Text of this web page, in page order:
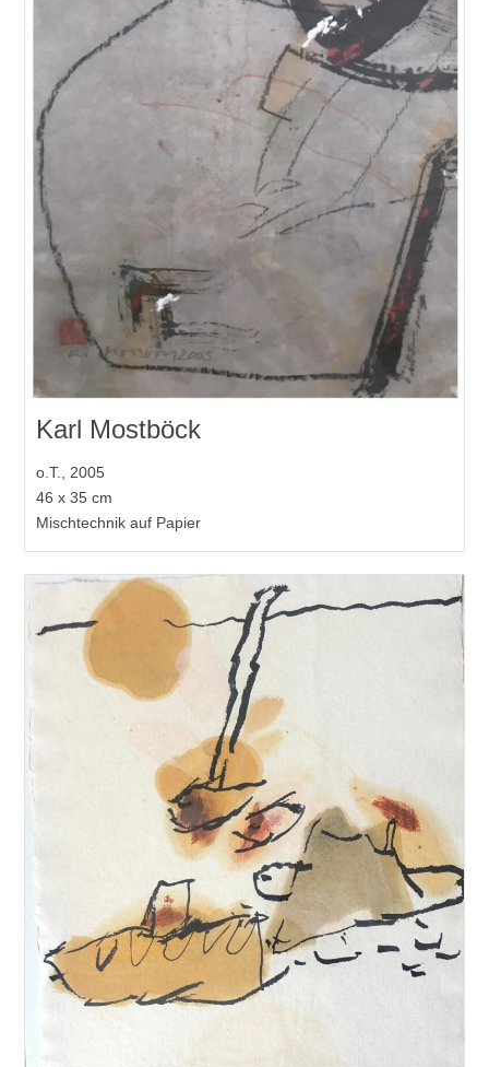
Karl Mostböck
o.T., 2005
46 x 35 cm
Mischtechnik auf Papier